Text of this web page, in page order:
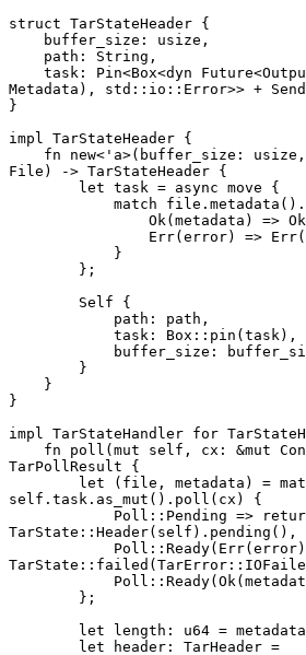
struct TarStateHeader {
    buffer_size: usize,
    path: String,
Metadata), std::io::Error>> +
}
impl TarStateHeader {
File) -> TarStateHeader {
        let task = async move {
match
Err(error) =>
            }
        };
        Self {
            path: path,
            task: Box::pin(task),
buffer_size:
        }
    }
}
impl TarStateHandler for
TarPollResult {
self.task.as_mut().poll(cx) {
TarState::Header(self).pending(),
        };
let length: u64 =